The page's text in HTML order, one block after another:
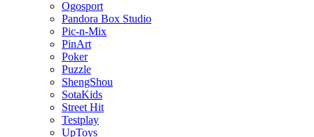
Ogosport
Pandora Box Studio
Pic-n-Mix
PinArt
Poker
Puzzle
ShengShou
SotaKids
Street Hit
Testplay
UpToys